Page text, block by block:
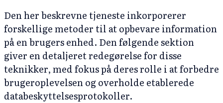
Den her beskrevne tjeneste inkorporerer
forskellige metoder til at opbevare information
på en brugers enhed. Den følgende sektion
giver en detaljeret redegørelse for disse
teknikker, med fokus på deres rolle i at forbedre
brugeroplevelsen og overholde etablerede
databeskyttelsesprotokoller.